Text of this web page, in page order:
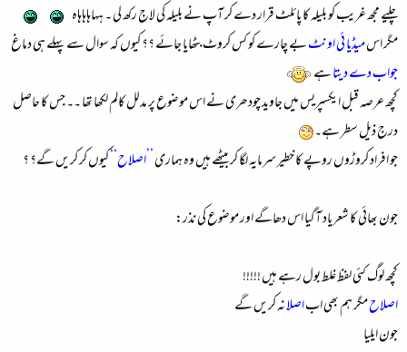
چلیے مجھ غریب کو بلیلہ کا پائلٹ قرار دے کر آپ نے بلیلہ کی لاج رکھ لی ۔ ہہاہاہاہاہ
مگر اسمیڈیا ئی اونٹبے چارے کو کس کروٹ بٹھایا جائے ؟؟ کیوں کہ سوال سے پہلے ہی دماغ
جواب دے دیتاہے
کچھ عرصہ قبل ایکسپریس میں جاوید چودھری نے اس موضوع پر مدلل کالم لکھا تھا ۔۔ جس کا حاصل
درج ذیل سطر ہے۔
جو افراد کروڑوں روپے کا خطیر سرمایہ لگا کر بیٹھے ہیں وہ ہماری ’’اصلاح‘‘ کیوں کر کریں گے؟ ؟
جون بھائی کا شعر یاد آگیا اس دھاگے اور موضوع کی نذر:
کچھ لوگ کئی لفظ غلط بول رہے ہیں !!!!!
اصلاحمگر ہم بھی اباصلانہ کریں گے
جون ایلیا